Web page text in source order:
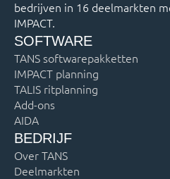
bedrijven in 16 deelmarkten
IMPACT.
SOFTWARE
TANS softwarepakketten
IMPACT planning
TALIS ritplanning
Add-ons
AIDA
BEDRIJF
Over TANS
Deelmarkten